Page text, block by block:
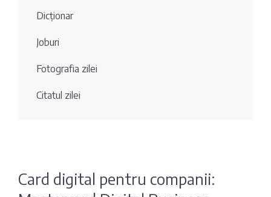
Joburi
Fotografia
Depozite
Comerțbank
Energbank
întrebare?
Sondaj
Dicționar
Joburi
Fotografia zilei
Citatul zilei
Card digital pentru companii: